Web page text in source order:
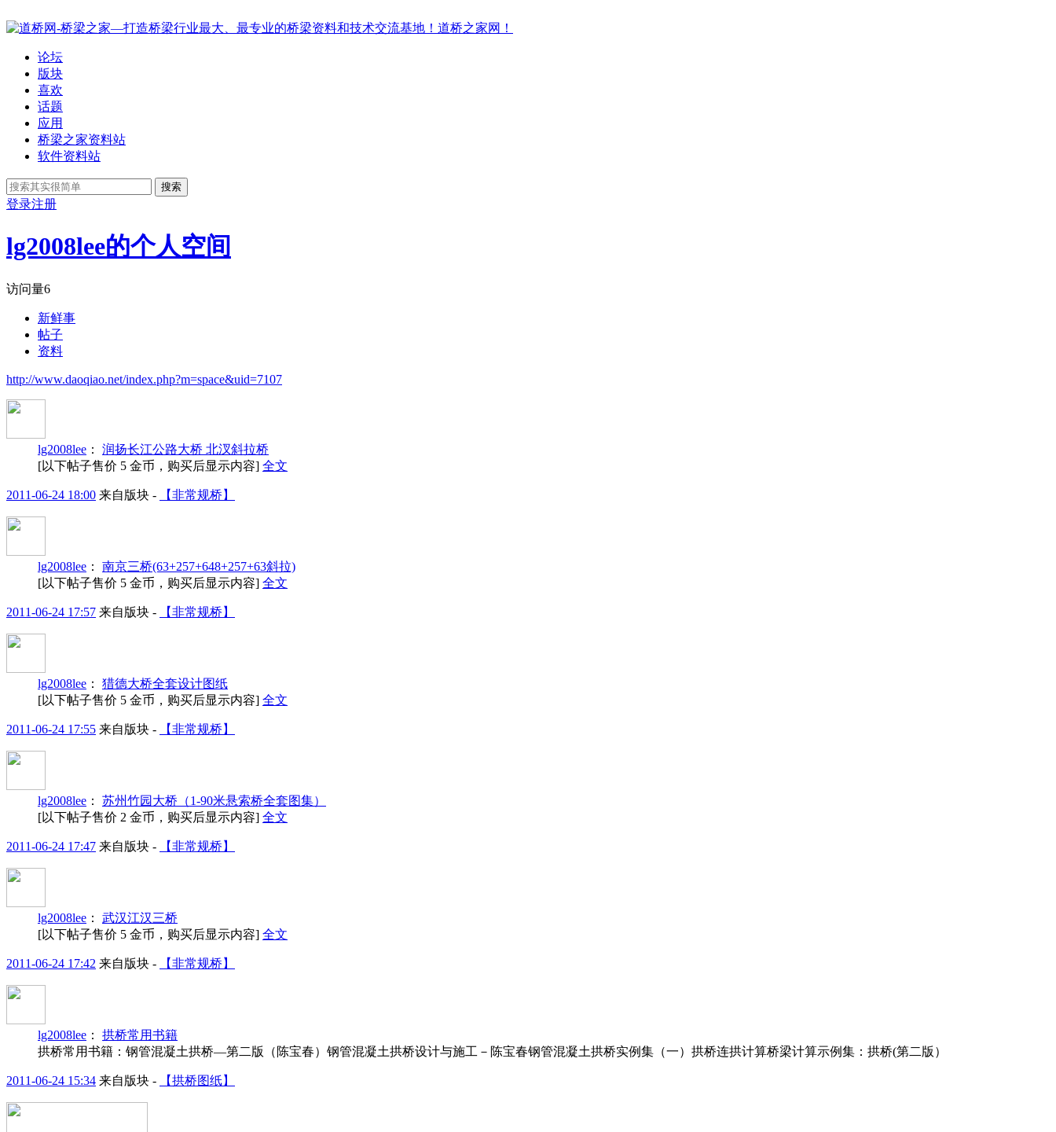
论坛
版块
喜欢
话题
应用
桥梁之家资料站
软件资料站
搜索
登录注册
lg2008lee的个人空间
访问量6
新鲜事
帖子
资料
http://www.daoqiao.net/index.php?m=space&uid=7107
lg2008lee ： 润扬长江公路大桥 北汊斜拉桥
[以下帖子售价 5 金币，购买后显示内容] 全文
2011-06-24 18:00 来自版块 - 【非常规桥】
lg2008lee ： 南京三桥(63+257+648+257+63斜拉)
[以下帖子售价 5 金币，购买后显示内容] 全文
2011-06-24 17:57 来自版块 - 【非常规桥】
lg2008lee ： 猎德大桥全套设计图纸
[以下帖子售价 5 金币，购买后显示内容] 全文
2011-06-24 17:55 来自版块 - 【非常规桥】
lg2008lee ： 苏州竹园大桥（1-90米悬索桥全套图集）
[以下帖子售价 2 金币，购买后显示内容] 全文
2011-06-24 17:47 来自版块 - 【非常规桥】
lg2008lee ： 武汉江汉三桥
[以下帖子售价 5 金币，购买后显示内容] 全文
2011-06-24 17:42 来自版块 - 【非常规桥】
lg2008lee ： 拱桥常用书籍
拱桥常用书籍：钢管混凝土拱桥—第二版（陈宝春）钢管混凝土拱桥设计与施工－陈宝春钢管混凝土拱桥实例集（一）拱桥连拱计算桥梁计算示例集：拱桥(第二版）
2011-06-24 15:34 来自版块 - 【拱桥图纸】